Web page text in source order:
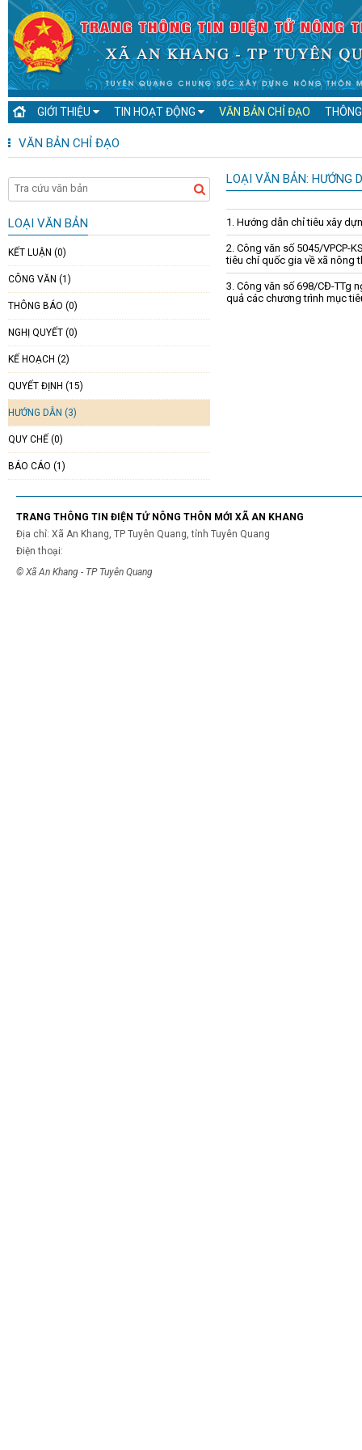
GIỚI THIỆU TIN HOẠT ĐỘNG VĂN BẢN CHỈ ĐẠO
VĂN BẢN CHỈ ĐẠO
LOẠI VĂN BẢN
KẾT LUẬN (0)
CÔNG VĂN (1)
THÔNG BÁO (0)
NGHỊ QUYẾT (0)
KẾ HOẠCH (2)
QUYẾT ĐỊNH (15)
HƯỚNG DẪN (3)
QUY CHẾ (0)
BÁO CÁO (1)
LOẠI VĂN BẢN: HƯỚNG
1. Hướng dẫn chỉ tiêu xây
2. Công văn số 5045/VPCP-
tiêu chí quốc gia về xã nông
3. Công văn số 698/CĐ-TTg
quả các chương trình mục
TRANG THÔNG TIN ĐIỆN TỬ NÔNG THÔN MỚI XÃ AN KHANG
Địa chỉ: Xã An Khang, TP Tuyên Quang, tỉnh Tuyên Quang
Điện thoại:
© Xã An Khang - TP Tuyên Quang